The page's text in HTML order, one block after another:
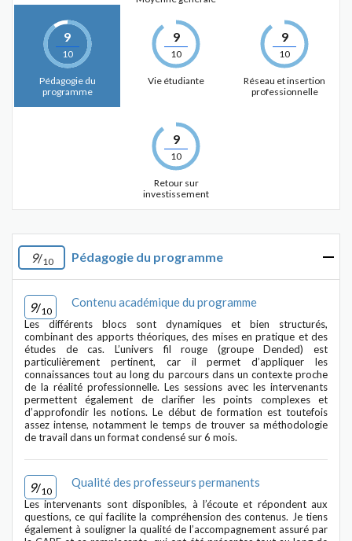
9
10
Pédagogie du
programme
9
10
Vie étudiante
9
10
Réseau et insertion
professionnelle
9
10
Retour sur
investissement
9/10 Pédagogie du programme
9/10
Contenu académique du programme
Les différents blocs sont dynamiques et bien structurés,
combinant des apports théoriques, des mises en pratique et des
études de cas. L’univers fil rouge (groupe Dended) est
particulièrement pertinent, car il permet d’appliquer les
connaissances tout au long du parcours dans un contexte proche
de la réalité professionnelle. Les sessions avec les intervenants
permettent également de clarifier les points complexes et
d’approfondir les notions. Le début de formation est toutefois
assez intense, notamment le temps de trouver sa méthodologie
de travail dans un format condensé sur 6 mois.
9/10
Qualité des professeurs permanents
Les intervenants sont disponibles, à l’écoute et répondent aux
questions, ce qui facilite la compréhension des contenus. Je tiens
également à souligner la qualité de l’accompagnement assuré par